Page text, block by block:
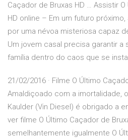
Caçador de Bruxas HD … Assistir
HD online – Em um futuro
por uma névoa misteriosa capaz
Um jovem casal precisa garantir a
família dentro do caos que se
21/02/2016 · Filme O Último
Amaldiçoado com a imortalidade,
Kaulder (Vin Diesel) é obrigado a
ver filme O Último Caçador de
semelhantemente igualmente O